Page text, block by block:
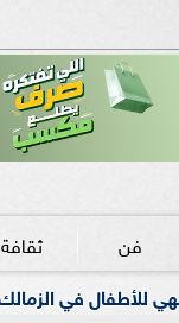
فن ثقافة
مع ”علاء الدين”